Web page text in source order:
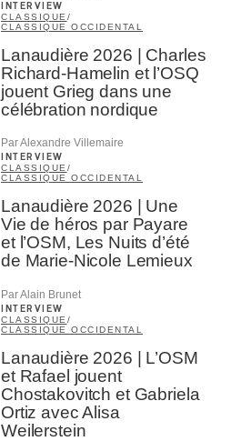
INTERVIEW
CLASSIQUE /
CLASSIQUE OCCIDENTAL
Lanaudière 2026 | Charles
Richard-Hamelin et l’OSQ
jouent Grieg dans une
célébration nordique
Par Alexandre Villemaire
INTERVIEW
CLASSIQUE/
CLASSIQUE OCCIDENTAL
Lanaudière 2026 | Une
Vie de héros par Payare
et l’OSM, Les Nuits d’été
de Marie-Nicole Lemieux
Par Alain Brunet
INTERVIEW
CLASSIQUE /
CLASSIQUE OCCIDENTAL
Lanaudière 2026 | L’OSM
et Rafael jouent
Chostakovitch et Gabriela
Ortiz avec Alisa
Weilerstein